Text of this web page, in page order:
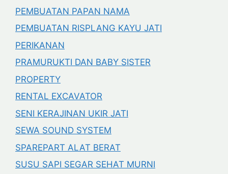
PEMBUATAN PAPAN NAMA
PEMBUATAN RISPLANG KAYU JATI
PERIKANAN
PRAMURUKTI DAN BABY SISTER
PROPERTY
RENTAL EXCAVATOR
SENI KERAJINAN UKIR JATI
SEWA SOUND SYSTEM
SPAREPART ALAT BERAT
SUSU SAPI SEGAR SEHAT MURNI